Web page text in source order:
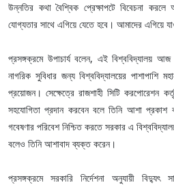
উন্নতির কথা বৈশ্বিক প্রেক্ষাপটে বিবেচনা
যোগ্যতার সাথে এগিয়ে যেতে হবে। আমাদের এগিয়ে
প্রসঙ্গক্রমে উপাচার্য বলেন, এই বিশ্ববিদ্যালয়
নাগরিক সুবিধার জন্য বিশ্ববিদ্যালয়ের পাশাপাশি
প্রয়োজন। সেক্ষেত্রে রাজশাহী সিটি করপোরেশন
সহযোগিতা প্রদান করবেন বলে তিনি আশা প্রকাশ
গবেষণার পরিবেশ নিশ্চিত করতে সরকার এ
বলেও তিনি আশাবাদ ব্যক্ত করেন।
প্রসঙ্গক্রমে সরকারি নির্দেশনা অনুযায়ী বিদ্যুৎ